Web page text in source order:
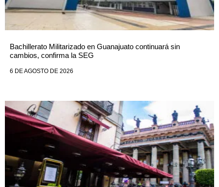
Bachillerato Militarizado en Guanajuato continuará sin
cambios, confirma la SEG
6 DE AGOSTO DE 2026